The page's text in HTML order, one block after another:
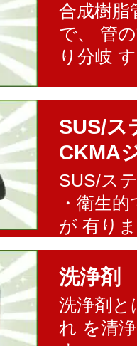
合成樹脂
で、 管
り分岐
SUS/ス
CKMA
SUS/ス
・衛生
が 有り
洗浄剤
洗浄剤と
れ を清